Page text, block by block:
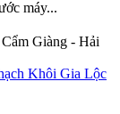
máy...
Cẩm Giàng - Hải